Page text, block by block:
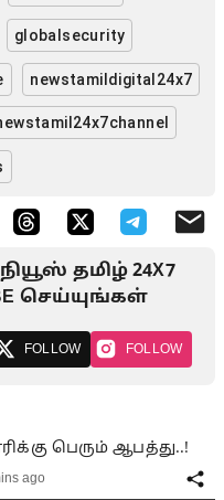
globalsecurity
newstamildigital24x7
தமிழ் 24X7
செய்யுங்கள்
FOLLOW FOLLOW
பெரும் ஆபத்து..!
ago